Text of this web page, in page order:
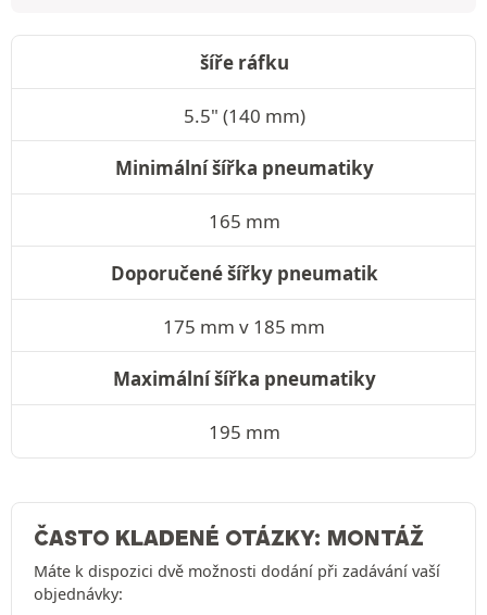
šíře ráfku
5.5" (140 mm)
Minimální šířka pneumatiky
165 mm
Doporučené šířky pneumatik
175 mm v 185 mm
Maximální šířka pneumatiky
195 mm
ČASTO KLADENÉ OTÁZKY: MONTÁŽ
Máte k dispozici dvě možnosti dodání při zadávání vaší
objednávky: